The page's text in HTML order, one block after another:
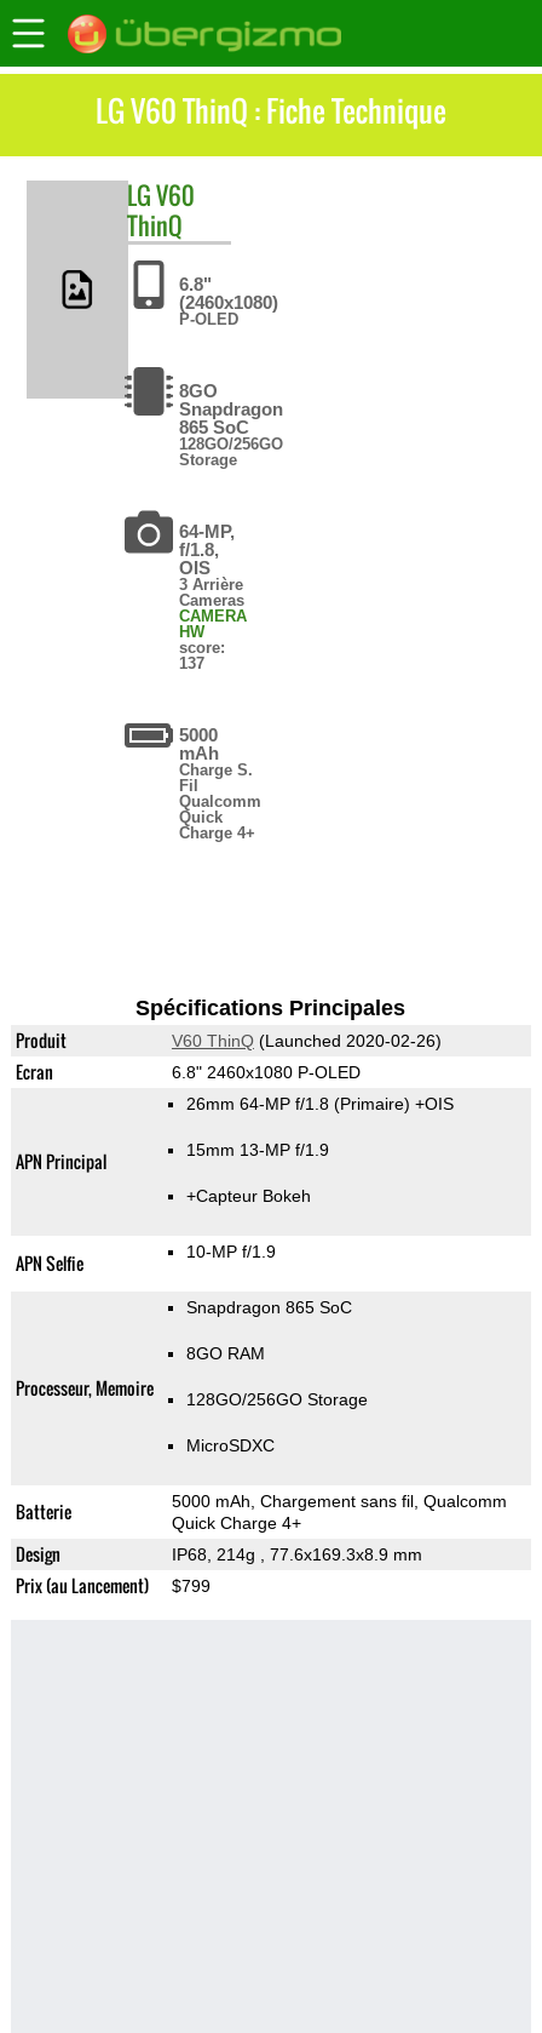
LG V60 ThinQ : Fiche Technique
LGV60
ThinQ
6.8"
(2460x1080)
P-OLED
8GO
Snapdragon
865 SoC
128GO/256GO
Storage
64-MP,
f/1.8,
OIS
3 Arrière
Cameras
CAMERA
HW
score:
137
5000
mAh
Charge S.
Fil
Qualcomm
Quick
Charge 4+
Spécifications Principales
Produit V60 ThinQ(Launched 2020-02-26)
Ecran 6.8" 2460x1080 P-OLED
APN Principal
26mm 64-MP f/1.8 (Primaire) +OIS
15mm 13-MP f/1.9
+Capteur Bokeh
APN Selfie 10-MP f/1.9
Processeur, Memoire
Snapdragon 865 SoC
8GO RAM
128GO/256GO Storage
MicroSDXC
Batterie
5000 mAh, Chargement sans fil, Qualcomm
Quick Charge 4+
Design IP68, 214g , 77.6x169.3x8.9 mm
Prix (au Lancement) $799